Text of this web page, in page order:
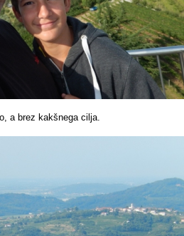
a brez kakšnega cilja.